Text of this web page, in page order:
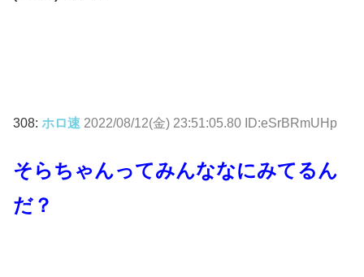
308: ホロ速 2022/08/12(金) 23:51:05.80 ID:eSrBRmUHp
そらちゃんってみんななにみてるん
だ？